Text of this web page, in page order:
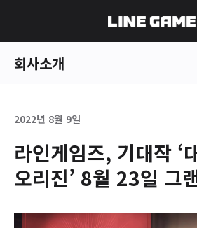
회사소개
2022년 8월 9일
라인게임즈, 기대작 ‘
오리진’ 8월 23일 그